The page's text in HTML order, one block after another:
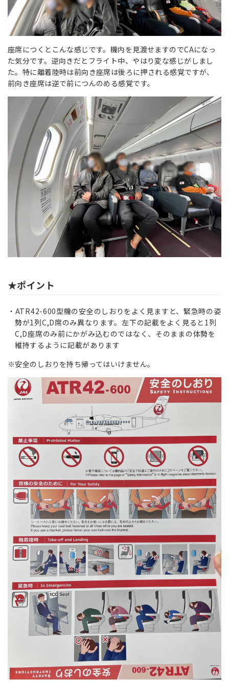
座席につくとこんな感じです。機内を見渡せますのでCAになっ
た気分です。逆向きだとフライト中、やはり変な感じがしまし
た。特に離着陸時は前向き座席は後ろに押される感覚ですが、
前向き座席は逆で前につんのめる感覚です。
★ポイント
ATR42-600型機の安全のしおりをよく見ますと、緊急時の姿
勢が1列C,D席のみ異なります。左下の記載をよく見ると1列
C,D座席のみ前にかがみ込むのではなく、そのままの体勢を
維持するように記載があります
※安全のしおりを持ち帰ってはいけません。